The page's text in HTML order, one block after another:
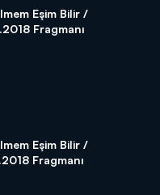
Eşim Bilir /
02.06.2018 Fragmanı
Eşim Bilir /
30.05.2018 Fragmanı